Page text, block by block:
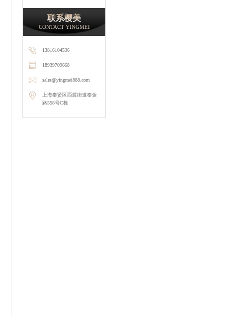
联系樱美
CONTACT YINGMEI
13816104536
18939709668
sales@yingmei888.com
上海奉贤区西渡街道奉金
路558号C栋